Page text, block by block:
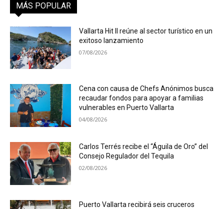
MÁS POPULAR
Vallarta Hit II reúne al sector turístico en un
exitoso lanzamiento
07/08/2026
Cena con causa de Chefs Anónimos busca
recaudar fondos para apoyar a familias
vulnerables en Puerto Vallarta
04/08/2026
Carlos Terrés recibe el “Águila de Oro” del
Consejo Regulador del Tequila
02/08/2026
Puerto Vallarta recibirá seis cruceros